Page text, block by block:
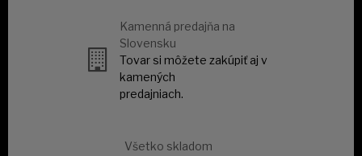
Kamenná predajňa na
Slovensku
Tovar si môžete zakúpiť aj v
kamených
predajniach.
Všetko skladom